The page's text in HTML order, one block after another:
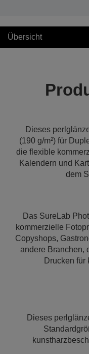
Übersicht
Dieses
(190 g/m²) für
die flexible
Kalendern und
dem
Das SureLab
kommerzielle
Copyshops,
andere Branchen,
Drucken für
Dieses